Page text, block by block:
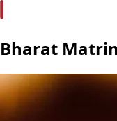
Bharat